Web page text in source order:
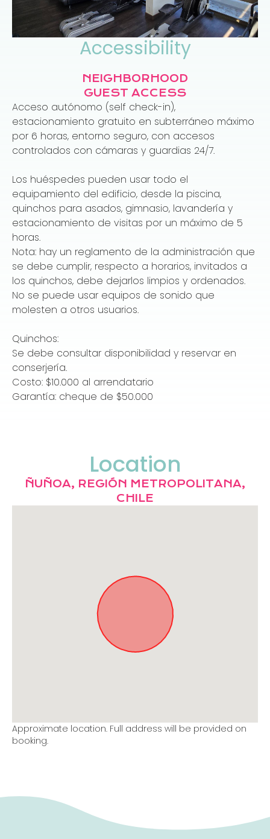
Accessibility
NEIGHBORHOOD
GUEST ACCESS
Acceso autónomo (self check-in),
estacionamiento gratuito en subterráneo máximo
por 6 horas, entorno seguro, con accesos
controlados con cámaras y guardias 24/7.
Los huéspedes pueden usar todo el
equipamiento del edificio, desde la piscina,
quinchos para asados, gimnasio, lavandería y
estacionamiento de visitas por un máximo de 5
horas.
Nota: hay un reglamento de la administración que
se debe cumplir, respecto a horarios, invitados a
los quinchos, debe dejarlos limpios y ordenados.
No se puede usar equipos de sonido que
molesten a otros usuarios.
Quinchos:
Se debe consultar disponibilidad y reservar en
conserjería.
Costo: $10.000 al arrendatario
Garantía: cheque de $50.000
Location
ÑUÑOA, REGIÓN METROPOLITANA,
CHILE
Approximate location. Full address will be provided on
booking.